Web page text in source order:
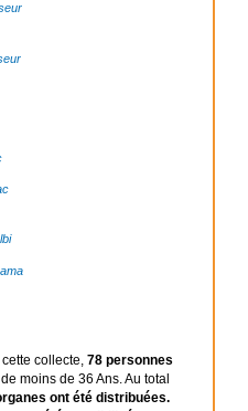
collecte, 78 personnes
moins de 36 Ans. Au total
ont été distribuées.